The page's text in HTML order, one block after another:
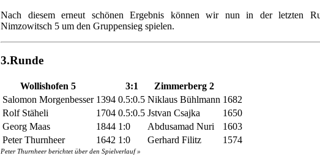
Nach diesem erneut schönen Ergebnis können wir nun in der letzten
Nimzowitsch 5 um den Gruppensieg spielen.
3.Runde
Wollishofen 5 3:1
Zimmerberg 2
Salomon Morgenbesser 1394 0.5:0.5 Niklaus Bühlmann 1682
Rolf Stäheli
1704 0.5:0.5 Jstvan Csajka
1650
Georg Maas
1844 1:0 Abdusamad Nuri
1603
Peter Thurnheer
1642 1:0 Gerhard Filitz 1574
Peter Thurnheer berichtet über den Spielverlauf »